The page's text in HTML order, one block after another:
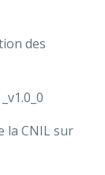
des
la CNIL sur